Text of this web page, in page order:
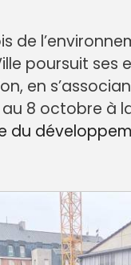
de
poursuit ses
en
8 octobre à
du